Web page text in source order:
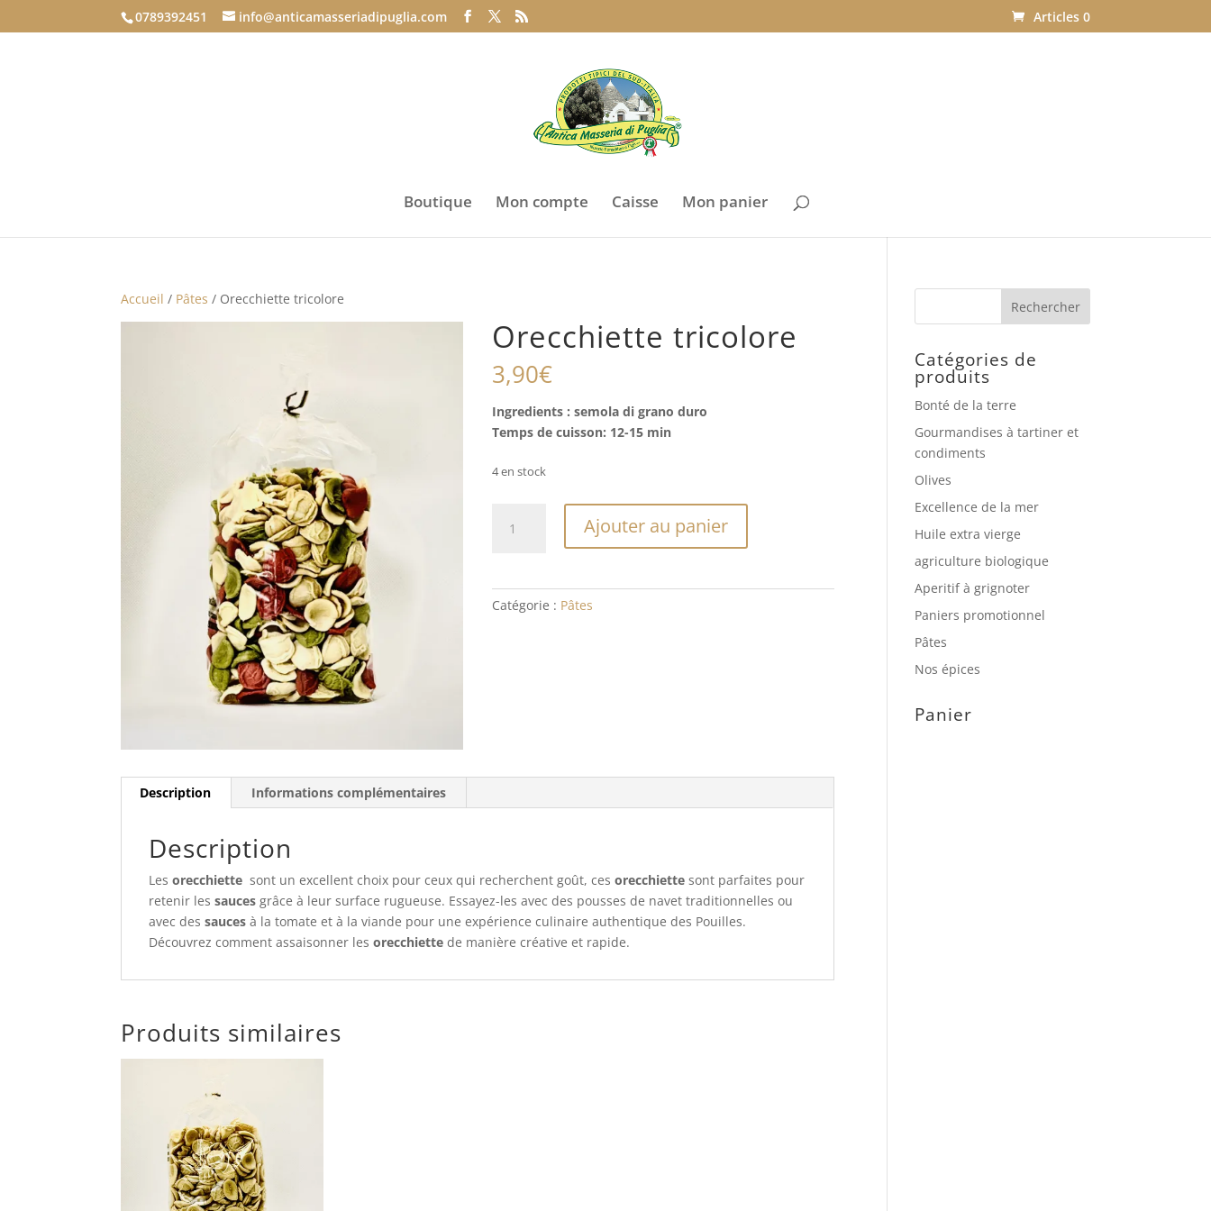
0789392451 info@anticamasseriadipuglia.com Articles 0
Boutique Mon compte Caisse Mon panier
Accueil / Pâtes / Orecchiette tricolore
Orecchiette tricolore
3,90€
Ingredients : semola di grano duro
Temps de cuisson: 12-15 min
4 en stock
Ajouter au panier
Catégorie : Pâtes
Description Informations complémentaires
Description
Lesorecchiette sont un excellent choix pour ceux qui recherchent goût, cesorecchiette sont parfaites pour
retenir lessauces grâce à leur surface rugueuse. Essayez-les avec des pousses de navet traditionnelles ou
avec dessauces à la tomate et à la viande pour une expérience culinaire authentique des Pouilles.
Découvrez comment assaisonner lesorecchiette de manière créative et rapide.
Produits similaires
Catégories de
produits
Bonté de la terre
Gourmandises à tartiner et
condiments
Olives
Excellence de la mer
Huile extra vierge
agriculture biologique
Aperitif à grignoter
Paniers promotionnel
Pâtes
Nos épices
Panier